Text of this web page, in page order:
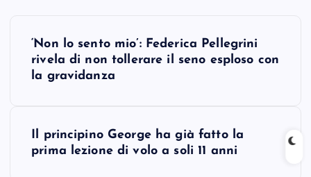
‘Non lo sento mio’: Federica Pellegrini
rivela di non tollerare il seno esploso con
la gravidanza
Il principino George ha già fatto la
prima lezione di volo a soli 11 anni